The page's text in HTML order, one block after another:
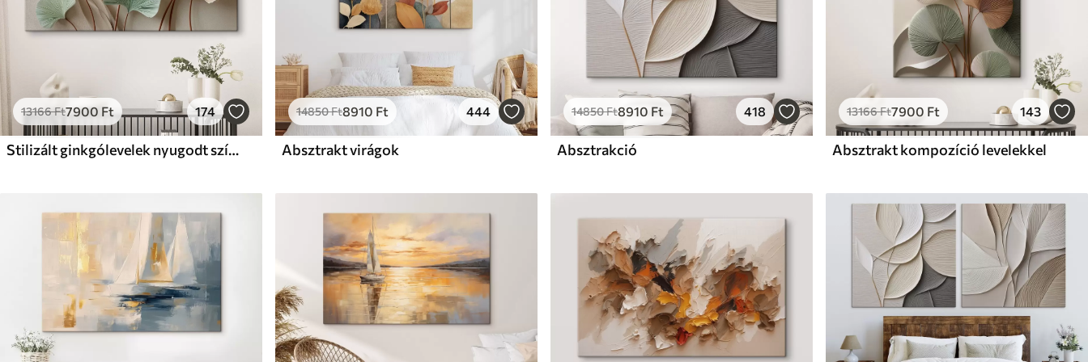
13166Ft7900 Ft 174
Stilizált ginkgólevelek nyugodt színekben
14850Ft8910 Ft 444
Absztrakt virágok
14850Ft8910 Ft 418
Absztrakció
13166Ft7900 Ft 143
Absztrakt kompozíció levelekkel